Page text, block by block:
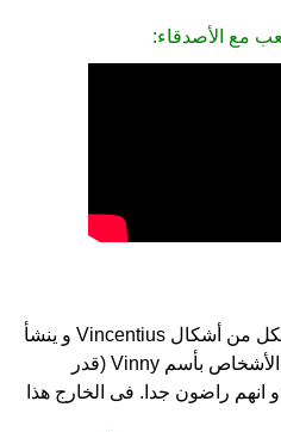
مع الأصدقاء:
Vinny هو اسم للبنين الأسم شكل من أشكال Vincentius و ينشأ
من الإنجليزية. على موقعنا 35 الأشخاص بأسم Vinny (قدر
ب 4.5 نجمة من 5 يبدو انهم راضون جدا. فى الخارج هذا